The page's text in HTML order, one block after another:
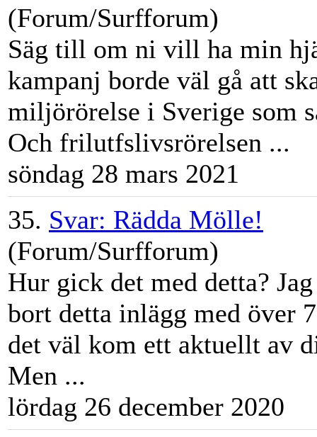
(Forum/Surfforum)
Säg till om ni vill ha min
kampanj borde väl gå att
miljörörelse i Sverige som
Och frilutfslivsrörelsen ...
söndag 28 mars 2021
35. Svar: Rädda Mölle!
(Forum/Surfforum)
Hur gick det med detta?
bort detta inlägg med över
det väl kom ett aktuellt av
Men ...
lördag 26 december 2020